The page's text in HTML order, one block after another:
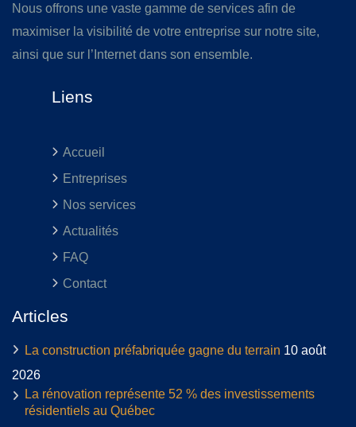
Nous offrons une vaste gamme de services afin de
maximiser la visibilité de votre entreprise sur notre site,
ainsi que sur l’Internet dans son ensemble.
Liens
Accueil
Entreprises
Nos services
Actualités
FAQ
Contact
Articles
La construction préfabriquée gagne du terrain 10 août
2026
La rénovation représente 52 % des investissements
résidentiels au Québec